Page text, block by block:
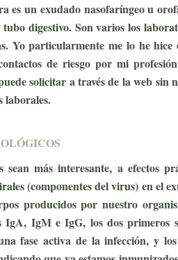
es un exudado nasofaríngeo u
digestivo. Son varios los
Yo particularmente me lo he
de riesgo por mi
solicitar a través de la web
laborales.
sean más interesante, a efectos
(componentes del virus) en el
producidos por nuestro
IgA, IgM e IgG, los dos primeros
fase activa de la infección, y